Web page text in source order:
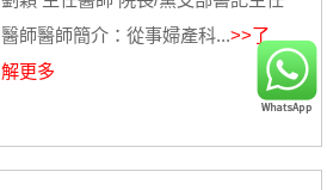
醫師醫師簡介：從事婦產科...>>了
解更多